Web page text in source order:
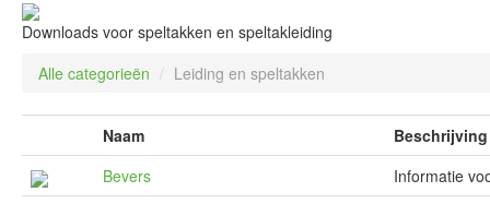
Downloads voor speltakken en speltakleiding
Alle categorieën / Leiding en speltakken
Naam
Beschrijving
Bevers
Informatie